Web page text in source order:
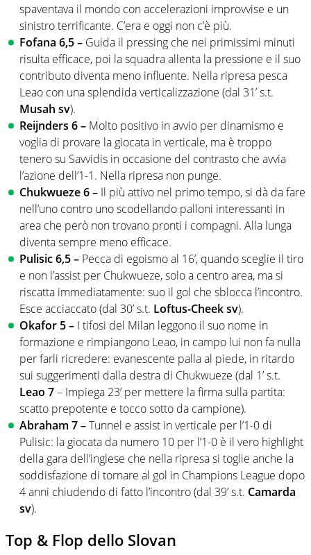
spaventava il mondo con accelerazioni improvvise e un
sinistro terrificante. C’era e oggi non c’è più.
Fofana 6,5 – Guida il pressing che nei primissimi minuti
risulta efficace, poi la squadra allenta la pressione e il suo
contributo diventa meno influente. Nella ripresa pesca
Leao con una splendida verticalizzazione (dal 31’ s.t.
Musah sv).
Reijnders 6 – Molto positivo in avvio per dinamismo e
voglia di provare la giocata in verticale, ma è troppo
tenero su Savvidis in occasione del contrasto che avvia
l’azione dell’1-1. Nella ripresa non punge.
Chukwueze 6 – Il più attivo nel primo tempo, si dà da fare
nell’uno contro uno scodellando palloni interessanti in
area che però non trovano pronti i compagni. Alla lunga
diventa sempre meno efficace.
Pulisic 6,5 – Pecca di egoismo al 16’, quando sceglie il tiro
e non l’assist per Chukwueze, solo a centro area, ma si
riscatta immediatamente: suo il gol che sblocca l’incontro.
Esce acciaccato (dal 30’ s.t. Loftus-Cheek sv).
Okafor 5 – I tifosi del Milan leggono il suo nome in
formazione e rimpiangono Leao, in campo lui non fa nulla
per farli ricredere: evanescente palla al piede, in ritardo
sui suggerimenti dalla destra di Chukwueze (dal 1’ s.t.
Leao 7– Impiega 23’ per mettere la firma sulla partita:
scatto prepotente e tocco sotto da campione).
Abraham 7 –Tunnel e assist in verticale per l’1-0 di
Pulisic: la giocata da numero 10 per l’1-0 è il vero highlight
della gara dell’inglese che nella ripresa si toglie anche la
soddisfazione di tornare al gol in Champions League dopo
4 anni chiudendo di fatto l’incontro (dal 39’ s.t. Camarda
sv).
Top & Flop dello Slovan